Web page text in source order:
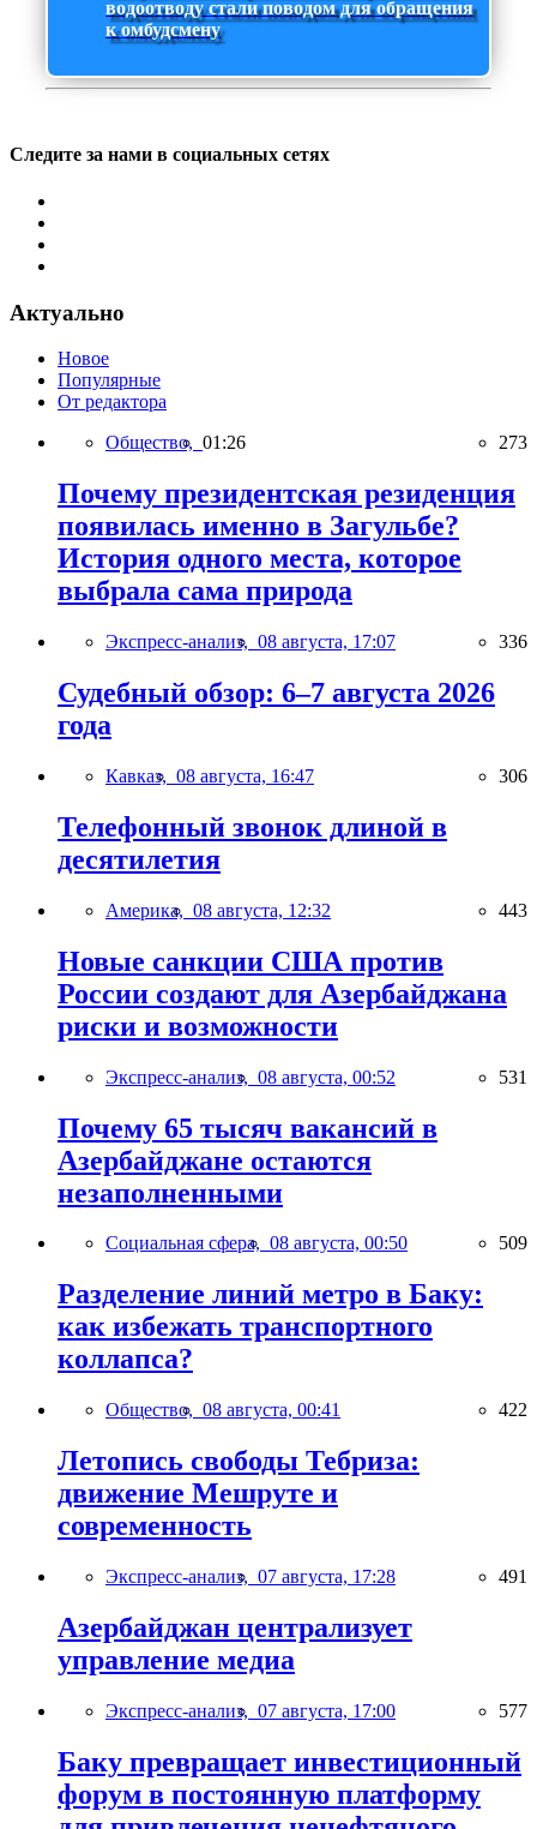
водоотводу стали поводом для обращения
к омбудсмену
Следите за нами в социальных сетях
Актуально
Новое
Популярные
От редактора
Общество, 01:26 273
Почему президентская резиденция
появилась именно в Загульбе?
История одного места, которое
выбрала сама природа
Экспресс-анализ, 08 августа, 17:07 336
Судебный обзор: 6–7 августа 2026
года
Кавказ, 08 августа, 16:47 306
Телефонный звонок длиной в
десятилетия
Америка, 08 августа, 12:32 443
Новые санкции США против
России создают для Азербайджана
риски и возможности
Экспресс-анализ, 08 августа, 00:52 531
Почему 65 тысяч вакансий в
Азербайджане остаются
незаполненными
Социальная сфера, 08 августа, 00:50 509
Разделение линий метро в Баку:
как избежать транспортного
коллапса?
Общество, 08 августа, 00:41 422
Летопись свободы Тебриза:
движение Мешруте и
современность
Экспресс-анализ, 07 августа, 17:28 491
Азербайджан централизует
управление медиа
Экспресс-анализ, 07 августа, 17:00 577
Баку превращает инвестиционный
форум в постоянную платформу